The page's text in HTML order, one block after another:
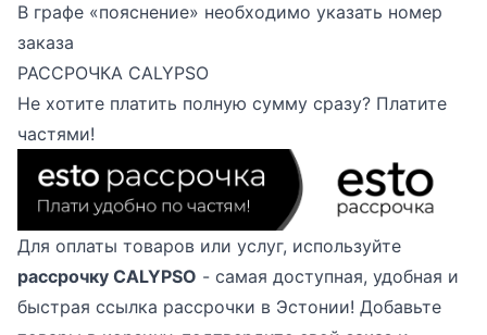
В графе «пояснение» необходимо указать номер
заказа
РАССРОЧКА CALYPSO
Не хотите платить полную сумму сразу? Платите
частями!
Для оплаты товаров или услуг, используйте
рассрочку CALYPSO - самая доступная, удобная и
быстрая ссылка рассрочки в Эстонии! Добавьте